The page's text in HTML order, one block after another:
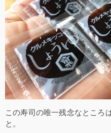
この寿司の唯一残念なところ
と。